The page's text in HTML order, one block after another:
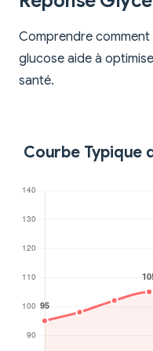
Comprendre
glucose aide à
santé.
Courbe Typique